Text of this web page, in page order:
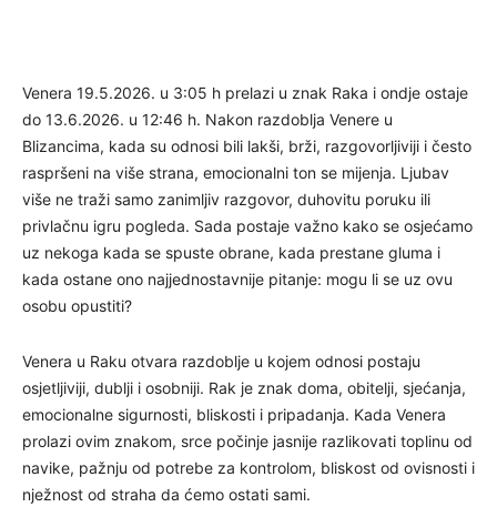
Venera 19.5.2026. u 3:05 h prelazi u znak Raka i ondje ostaje
do 13.6.2026. u 12:46 h. Nakon razdoblja Venere u
Blizancima, kada su odnosi bili lakši, brži, razgovorljiviji i često
raspršeni na više strana, emocionalni ton se mijenja. Ljubav
više ne traži samo zanimljiv razgovor, duhovitu poruku ili
privlačnu igru pogleda. Sada postaje važno kako se osjećamo
uz nekoga kada se spuste obrane, kada prestane gluma i
kada ostane ono najjednostavnije pitanje: mogu li se uz ovu
osobu opustiti?
Venera u Raku otvara razdoblje u kojem odnosi postaju
osjetljiviji, dublji i osobniji. Rak je znak doma, obitelji, sjećanja,
emocionalne sigurnosti, bliskosti i pripadanja. Kada Venera
prolazi ovim znakom, srce počinje jasnije razlikovati toplinu od
navike, pažnju od potrebe za kontrolom, bliskost od ovisnosti i
nježnost od straha da ćemo ostati sami.